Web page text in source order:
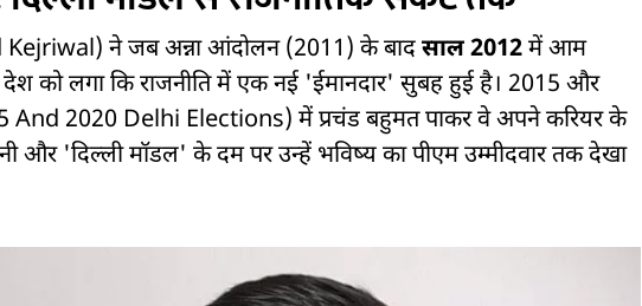
ने जब अन्ना आंदोलन (2011) के बादसाल 2012में आम
देश को लगा कि राजनीति में एक नई 'ईमानदार' सुबह हुई है। 2015 और
And 2020 Delhi Elections) में प्रचंड बहुमत पाकर वे अपने करियर के
और 'दिल्ली मॉडल' के दम पर उन्हें भविष्य का पीएम उम्मीदवार तक देखा